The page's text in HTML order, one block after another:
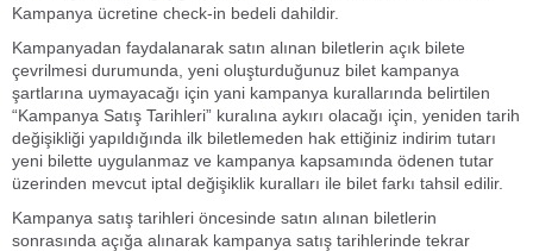
Kampanya ücretine check-in bedeli dahildir.
Kampanyadan faydalanarak satın alınan biletlerin açık bilete
çevrilmesi durumunda, yeni oluşturduğunuz bilet kampanya
şartlarına uymayacağı için yani kampanya kurallarında belirtilen
“Kampanya Satış Tarihleri” kuralına aykırı olacağı için, yeniden tarih
değişikliği yapıldığında ilk biletlemeden hak ettiğiniz indirim tutarı
yeni bilette uygulanmaz ve kampanya kapsamında ödenen tutar
üzerinden mevcut iptal değişiklik kuralları ile bilet farkı tahsil edilir.
Kampanya satış tarihleri öncesinde satın alınan biletlerin
sonrasında açığa alınarak kampanya satış tarihlerinde tekrar